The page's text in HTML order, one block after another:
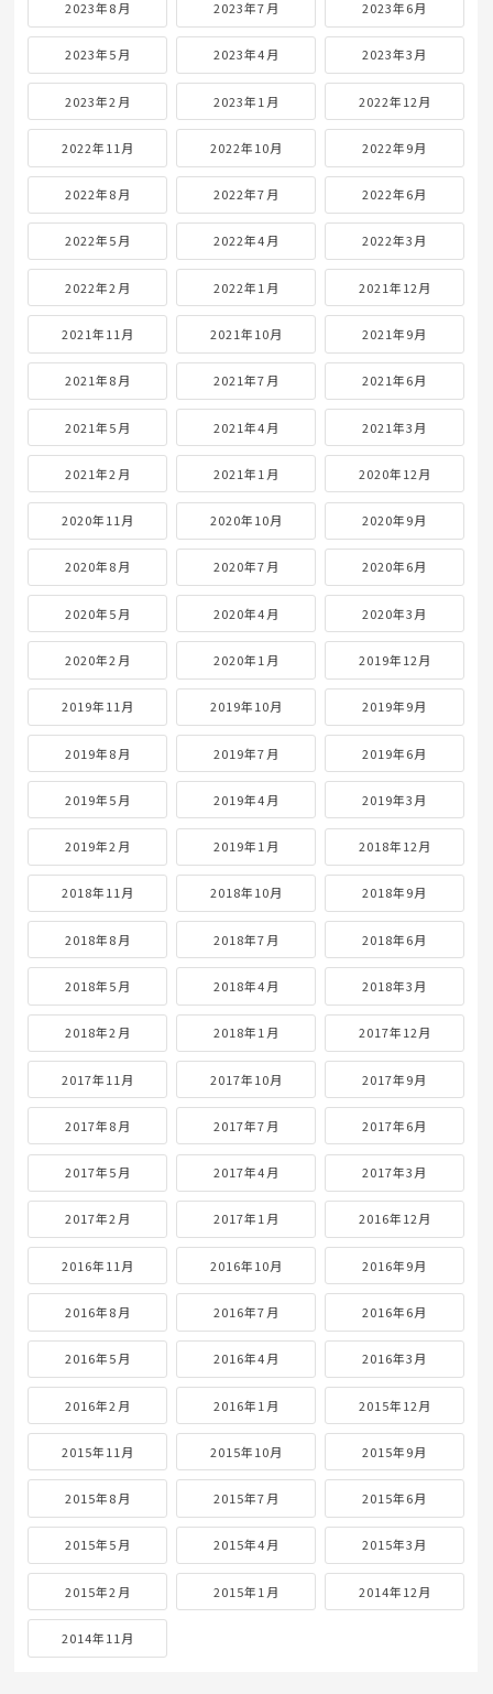
2023年8月 2023年7月 2023年6月
2023年5月 2023年4月 2023年3月
2023年2月 2023年1月 2022年12月
2022年11月 2022年10月 2022年9月
2022年8月 2022年7月 2022年6月
2022年5月 2022年4月 2022年3月
2022年2月 2022年1月 2021年12月
2021年11月 2021年10月 2021年9月
2021年8月 2021年7月 2021年6月
2021年5月 2021年4月 2021年3月
2021年2月 2021年1月 2020年12月
2020年11月 2020年10月 2020年9月
2020年8月 2020年7月 2020年6月
2020年5月 2020年4月 2020年3月
2020年2月 2020年1月 2019年12月
2019年11月 2019年10月 2019年9月
2019年8月 2019年7月 2019年6月
2019年5月 2019年4月 2019年3月
2019年2月 2019年1月 2018年12月
2018年11月 2018年10月 2018年9月
2018年8月 2018年7月 2018年6月
2018年5月 2018年4月 2018年3月
2018年2月 2018年1月 2017年12月
2017年11月 2017年10月 2017年9月
2017年8月 2017年7月 2017年6月
2017年5月 2017年4月 2017年3月
2017年2月 2017年1月 2016年12月
2016年11月 2016年10月 2016年9月
2016年8月 2016年7月 2016年6月
2016年5月 2016年4月 2016年3月
2016年2月 2016年1月 2015年12月
2015年11月 2015年10月 2015年9月
2015年8月 2015年7月 2015年6月
2015年5月 2015年4月 2015年3月
2015年2月 2015年1月 2014年12月
2014年11月